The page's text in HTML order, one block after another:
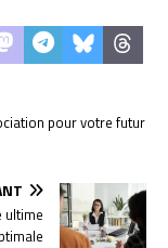
pour votre futur
ultime